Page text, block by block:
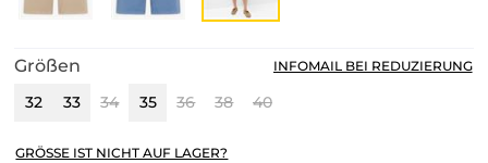
Größen
32 33 34 35 36 38 40
INFOMAIL BEI REDUZIERUNG
GRÖSSE IST NICHT AUF LAGER?